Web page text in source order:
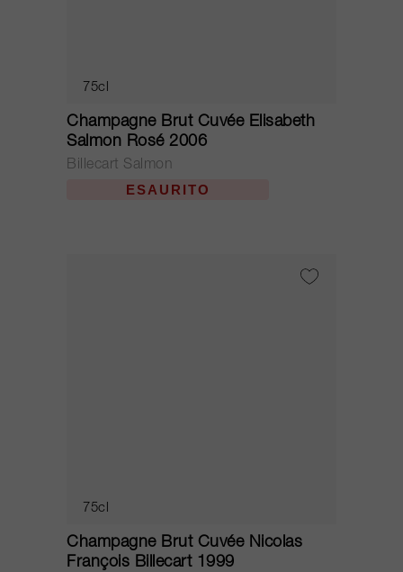
75cl
Champagne Brut Cuvée Elisabeth
Salmon Rosé 2006
Billecart Salmon
ESAURITO
75cl
Champagne Brut Cuvée Nicolas
François Billecart 1999